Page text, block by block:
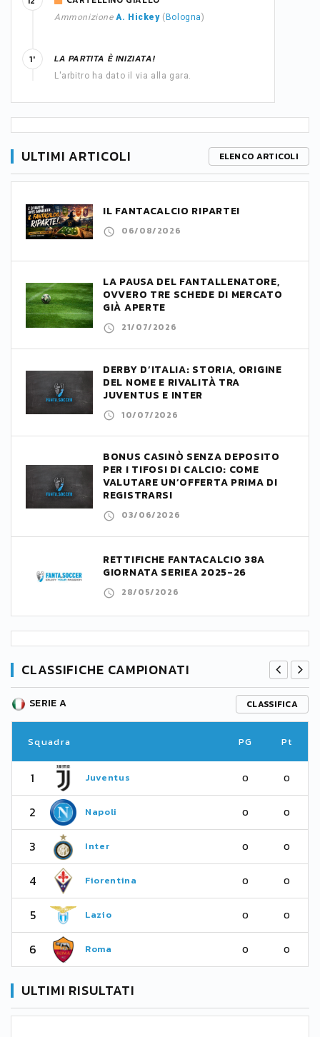
Ammonizione A. Hickey( Bologna)
LA PARTITA È INIZIATA!
L'arbitro ha dato il via alla gara.
1'
ULTIMI ARTICOLI ELENCO ARTICOLI
IL FANTACALCIO RIPARTE!
06/08/2026
LA PAUSA DEL FANTALLENATORE,
OVVERO TRE SCHEDE DI MERCATO
GIÀ APERTE
21/07/2026
DERBY D’ITALIA: STORIA, ORIGINE
DEL NOME E RIVALITÀ TRA
JUVENTUS E INTER
10/07/2026
BONUS CASINÒ SENZA DEPOSITO
PER I TIFOSI DI CALCIO: COME
VALUTARE UN’OFFERTA PRIMA DI
REGISTRARSI
03/06/2026
RETTIFICHE FANTACALCIO 38A
GIORNATA SERIEA 2025-26
28/05/2026
CLASSIFICHE CAMPIONATI
SERIE A CLASSIFICA
Squadra PG Pt
1 Juventus 0 0
2 Napoli 0 0
3 Inter 0 0
4 Fiorentina 0 0
5 Lazio 0 0
6 Roma 0 0
ULTIMI RISULTATI